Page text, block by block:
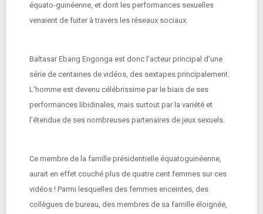
équato-guinéenne, et dont les performances sexuelles
venaient de fuiter à travers les réseaux sociaux.
Baltasar Ebang Engonga est donc l’acteur principal d’une
série de centaines de vidéos, des sextapes principalement.
L’homme est devenu célébrissime par le biais de ses
performances libidinales, mais surtout par la variété et
l’étendue de ses nombreuses partenaires de jeux sexuels.
Ce membre de la famille présidentielle équatoguinéenne,
aurait en effet couché plus de quatre cent femmes sur ces
vidéos ! Parmi lesquelles des femmes enceintes, des
collègues de bureau, des membres de sa famille éloignée,